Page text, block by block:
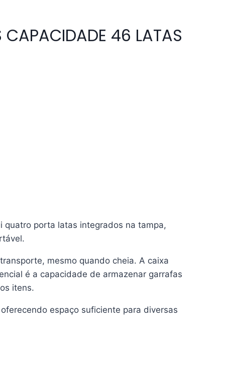
CAPACIDADE 46 LATAS
porta latas integrados na tampa,
mesmo quando cheia. A caixa
é a capacidade de armazenar garrafas
itens.
espaço suficiente para diversas